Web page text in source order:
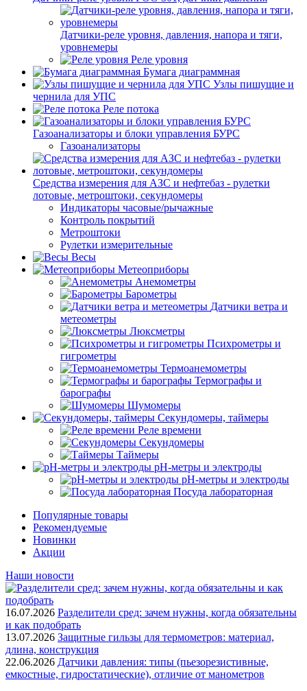
Датчики-реле уровня, давления, напора и тяги,
уровнемеры
Реле уровня
Бумага диаграммная
Узлы пишущие и
чернила для УПС
Реле потока
Газоанализаторы и блоки управления БУРС
Газоанализаторы
Средства измерения для АЗС и нефтебаз - рулетки
лотовые, метроштоки, секундомеры
Индикаторы часовые/рычажные
Контроль покрытий
Метроштоки
Рулетки измерительные
Весы
Метеоприборы
Анемометры
Барометры
Датчики ветра и
метеометры
Люксметры
Психрометры и
гигрометры
Термоанемометры
Термографы и
барографы
Шумомеры
Секундомеры, таймеры
Реле времени
Секундомеры
Таймеры
pH-метры и электроды
pH-метры и электроды
Посуда лабораторная
Популярные товары
Рекомендуемые
Новинки
Акции
Наши новости
16.07.2026 Разделители сред: зачем нужны, когда обязательны
и как подобрать
13.07.2026 Защитные гильзы для термометров: материал,
длина, конструкция
22.06.2026 Датчики давления: типы (пьезорезистивные,
емкостные, гидростатические), отличие от манометров